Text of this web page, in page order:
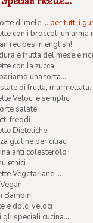
di mele ... per tutti i
con i broccoli un'arma
recipes in english!
e frutta del mese e
con la zucca
una torta...
di frutta,
Veloci e semplici
salate
freddi
Dietetiche
glutine per ciliaci
anti colesterolo
etnici
Vegetariane ...
Bambini
e dolci veloci
gli speciali cucina...